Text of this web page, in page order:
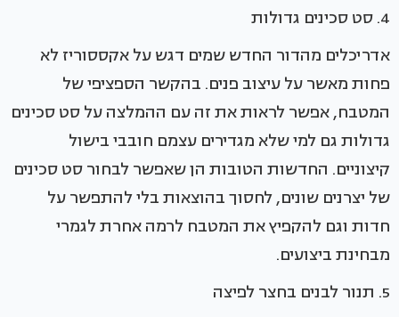
4. סט סכינים גדולות
אדריכלים מהדור החדש שמים דגש על אקססוריז לא
פחות מאשר על עיצוב פנים. בהקשר הספציפי של
המטבח, אפשר לראות את זה עם ההמלצה על סט סכינים
גדולות גם למי שלא מגדירים עצמם חובבי בישול
קיצוניים. החדשות הטובות הן שאפשר לבחור סט סכינים
של יצרנים שונים, לחסוך בהוצאות בלי להתפשר על
חדות וגם להקפיץ את המטבח לרמה אחרת לגמרי
מבחינת ביצועים.
5. תנור לבנים בחצר לפיצה